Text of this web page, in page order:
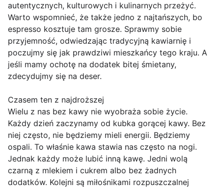
autentycznych, kulturowych i kulinarnych przeżyć.
Warto wspomnieć, że także jedno z najtańszych, bo
espresso kosztuje tam grosze. Sprawmy sobie
przyjemność, odwiedzając tradycyjną kawiarnię i
poczujmy się jak prawdziwi mieszkańcy tego kraju. A
jeśli mamy ochotę na dodatek bitej śmietany,
zdecydujmy się na deser.
Czasem ten z najdroższej
Wielu z nas bez kawy nie wyobraża sobie życie.
Każdy dzień zaczynamy od kubka gorącej kawy. Bez
niej często, nie będziemy mieli energii. Będziemy
ospali. To właśnie kawa stawia nas często na nogi.
Jednak każdy może lubić inną kawę. Jedni wolą
czarną z mlekiem i cukrem albo bez żadnych
dodatków. Kolejni są miłośnikami rozpuszczalnej